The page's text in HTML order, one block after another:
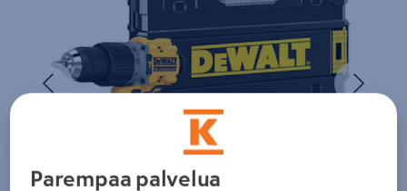
Edellinen
Parempaa palvelua